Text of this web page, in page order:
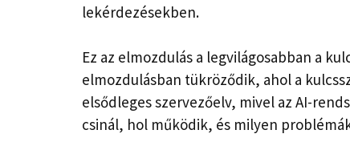
lekérdezésekben.
Ez az elmozdulás a legvilágosabban a
elmozdulásban tükröződik, ahol a
elsődleges szervezőelv, mivel az AI-
csinál, hol működik, és milyen